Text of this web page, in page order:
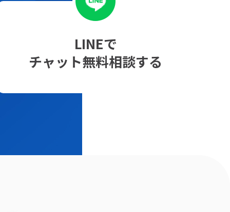
LINEで
チャット無料相談する